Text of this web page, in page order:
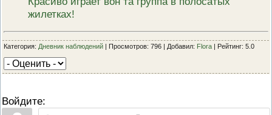
жилетках!
Категория: Дневник наблюдений | Просмотров: 796 | Добавил: Flora | Рейтинг: 5.0
Войдите: